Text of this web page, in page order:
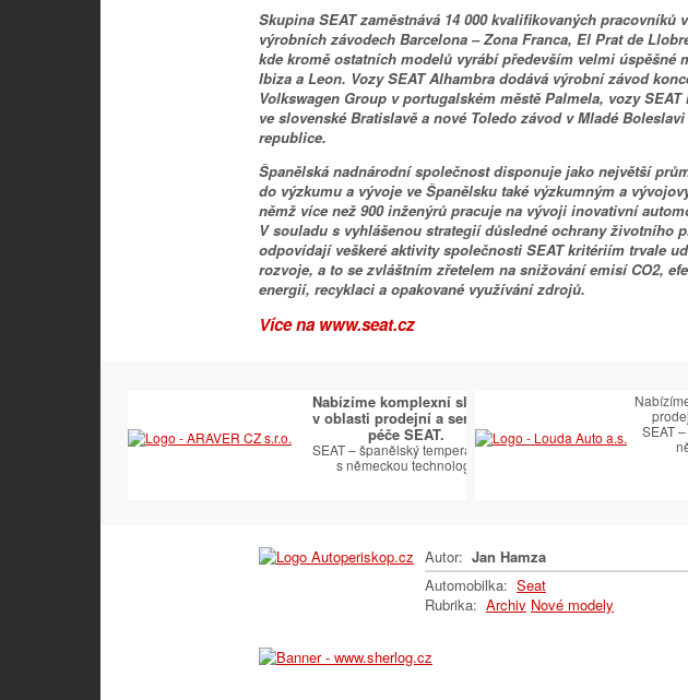
Skupina SEAT zaměstnává 14 000 kvalifikovaných pracovníků
výrobních závodech Barcelona – Zona Franca, El Prat de
kde kromě ostatních modelů vyrábí především velmi úspěšné
Ibiza a Leon. Vozy SEAT Alhambra dodává výrobní závod
Volkswagen Group v portugalském městě Palmela, vozy
ve slovenské Bratislavě a nové Toledo závod v Mladé Boleslavi
republice.
Španělská nadnárodní společnost disponuje jako největší
do výzkumu a vývoje ve Španělsku také výzkumným a
němž více než 900 inženýrů pracuje na vývoji inovativní
V souladu s vyhlášenou strategií důsledné ochrany životního
odpovídají veškeré aktivity společnosti SEAT kritériím trvale
rozvoje, a to se zvláštním zřetelem na snižování emisí CO2,
energií, recyklaci a opakované využívání zdrojů.
Více na www.seat.cz
Nabízíme komplexní služby
v oblasti prodejní a servisní
péče SEAT.
SEAT – španělský temperament
s německou technologií
SEAT
Autor: Jan Hamza
Automobilka: Seat
Rubrika: Archiv Nové modely